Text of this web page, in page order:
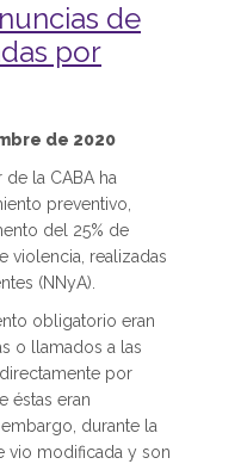
de
por
de 2020
de la CABA ha
preventivo,
del 25% de
violencia, realizadas
(NNyA).
obligatorio eran
o llamados a las
por
éstas eran
durante la
vio modificada y son